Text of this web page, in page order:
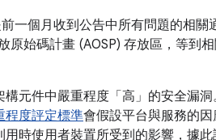
一個月收到公告中所有問題的相
原始碼計畫 (AOSP) 存放區，等到
元件中嚴重程度「高」的安全漏
程度評定標準會假設平台與服務的
時使用者裝置所受到的影響，據此